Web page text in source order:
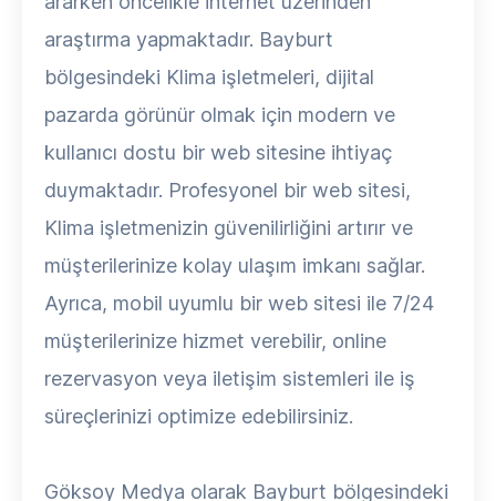
araştırma yapmaktadır. Bayburt
bölgesindeki Klima işletmeleri, dijital
pazarda görünür olmak için modern ve
kullanıcı dostu bir web sitesine ihtiyaç
duymaktadır. Profesyonel bir web sitesi,
Klima işletmenizin güvenilirliğini artırır ve
müşterilerinize kolay ulaşım imkanı sağlar.
Ayrıca, mobil uyumlu bir web sitesi ile 7/24
müşterilerinize hizmet verebilir, online
rezervasyon veya iletişim sistemleri ile iş
süreçlerinizi optimize edebilirsiniz.
Göksoy Medya olarak Bayburt bölgesindeki